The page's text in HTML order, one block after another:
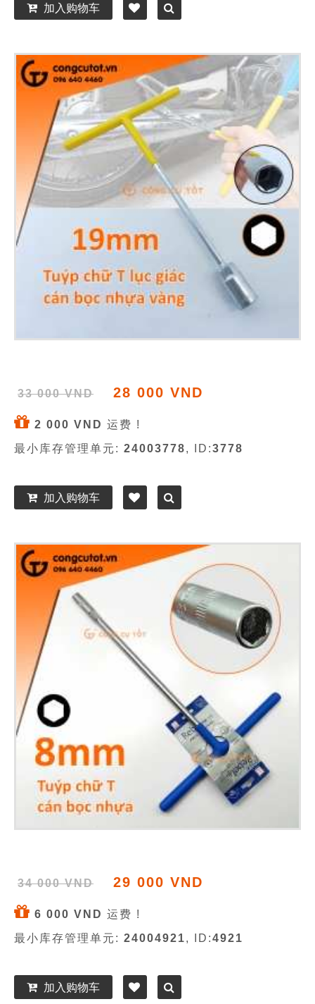
加入购物车
33 000 VND 28 000 VND
2 000 VND 运费 !
最小库存管理单元: 24003778, ID:3778
加入购物车
34 000 VND 29 000 VND
6 000 VND 运费 !
最小库存管理单元: 24004921, ID:4921
加入购物车